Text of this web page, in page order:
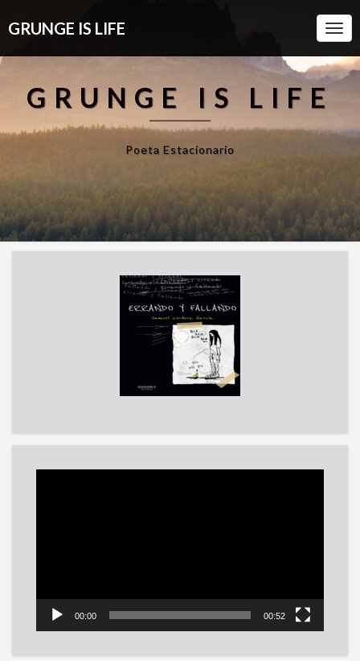
GRUNGE IS LIFE
GRUNGE IS LIFE
Poeta Estacionario
00:00 00:52